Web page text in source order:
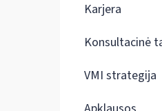
Karjera
Konsultacinė
VMI strategija